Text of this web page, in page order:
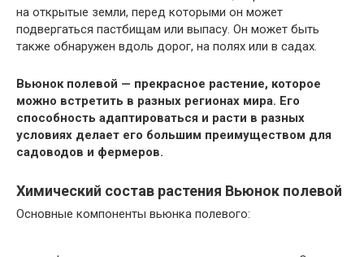
на открытые земли, перед которыми он может
подвергаться пастбищам или выпасу. Он может быть
также обнаружен вдоль дорог, на полях или в садах.
Вьюнок полевой — прекрасное растение, которое
можно встретить в разных регионах мира. Его
способность адаптироваться и расти в разных
условиях делает его большим преимуществом для
садоводов и фермеров.
Химический состав растения Вьюнок полевой
Основные компоненты вьюнка полевого: